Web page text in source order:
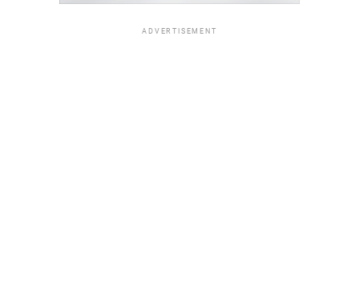
ADVERTISEMENT